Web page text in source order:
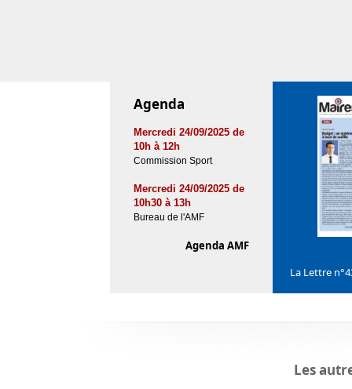
Agenda
Mercredi 24/09/2025 de
10h à 12h
Commission Sport
Mercredi 24/09/2025 de
10h30 à 13h
Bureau de l'AMF
Agenda AMF
La Lettre
Les